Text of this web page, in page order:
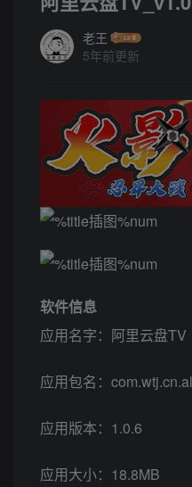
老王
5年前更新
软件信息
应用名字：阿里云盘TV
应用包名：
应用版本：1.0.6
应用大小：18.8MB